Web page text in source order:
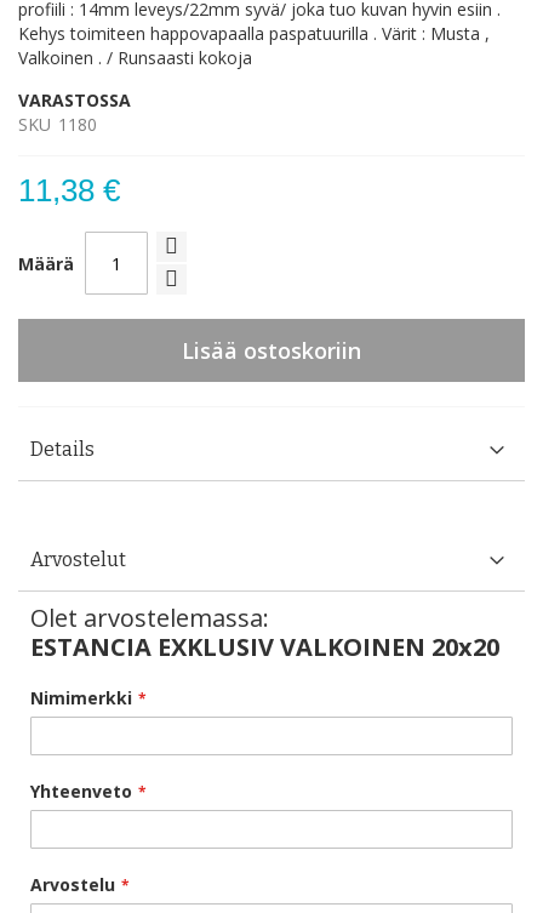
profiili : 14mm leveys/22mm syvä/ joka tuo kuvan hyvin esiin .
Kehys toimiteen happovapaalla paspatuurilla . Värit : Musta ,
Valkoinen . / Runsaasti kokoja
VARASTOSSA
SKU 1180
11,38 €
Määrä
Lisää ostoskoriin
Details
Arvostelut
Olet arvostelemassa:
ESTANCIA EXKLUSIV VALKOINEN 20x20
Nimimerkki
Yhteenveto
Arvostelu